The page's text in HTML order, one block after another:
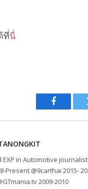
ที่นี่
Facebook
EXP in Automotive
Present @9carthai 2015-
2009-2010